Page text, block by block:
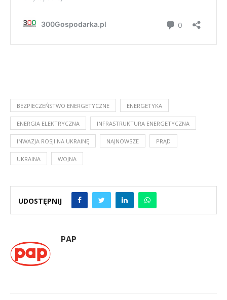
BEZPIECZEŃSTWO ENERGETYCZNE ENERGETYKA
ENERGIA ELEKTRYCZNA INFRASTRUKTURA ENERGETYCZNA
INWAZJA ROSJI NA UKRAINĘ NAJNOWSZE PRĄD
UKRAINA WOJNA
UDOSTĘPNIJ
PAP